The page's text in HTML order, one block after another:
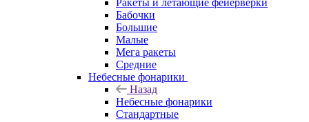
Ракеты и летающие фейерверки
Бабочки
Большие
Малые
Мега ракеты
Средние
Небесные фонарики
Назад
Небесные фонарики
Стандартные